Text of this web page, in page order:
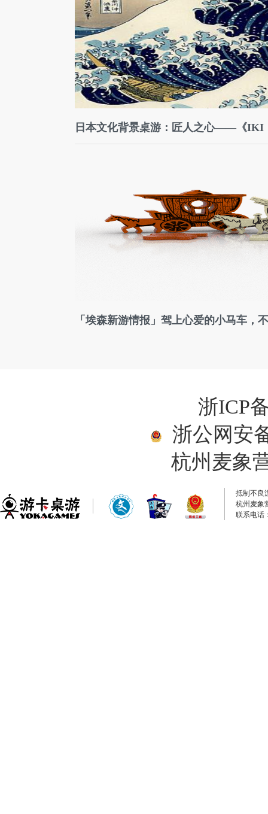
日本文化背景桌游：匠人之心——《IKI
「埃森新游情报」驾上心爱的小马车，
浙ICP
浙公网安
杭州麦象
抵制不良
杭州麦象
联系电话